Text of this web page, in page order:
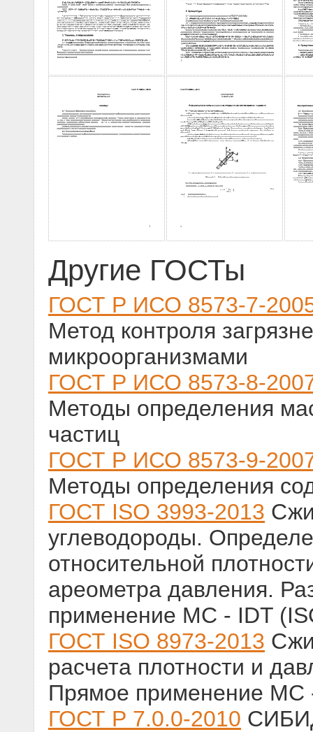
Другие ГОСТы
ГОСТ Р ИСО 8573-7-
Метод контроля
микроорганизмами
ГОСТ Р ИСО 8573-8-
Методы определения
частиц
ГОСТ Р ИСО 8573-9-
Методы определения
ГОСТ ISO 3993-2013
углеводороды.
относительной
ареометра давления.
применение МС - IDT
ГОСТ ISO 8973-2013
расчета плотности и
Прямое применение МС
ГОСТ Р 7.0.0-2010